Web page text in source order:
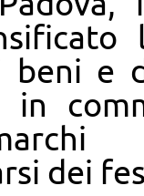
beni e
in
dei